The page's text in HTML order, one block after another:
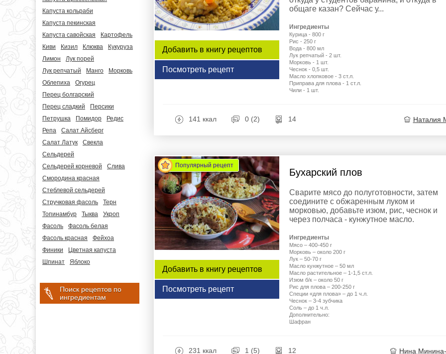
Капуста кольраби
Капуста пекинская
Капуста савойская
Картофель
Киви
Кизил Клюква
Кукуруза
Лимон
Лук порей
Лук репчатый
Манго
Морковь
Облепиха
Огурец
Перец болгарский
Перец сладкий
Персики
Петрушка
Помидор
Редис
Репа
Салат Айсберг
Салат Латук
Свекла
Сельдерей
Сельдерей корневой
Слива
Смородина красная
Стеблевой сельдерей
Стручковая фасоль
Терн
Топинамбур
Тыква
Укроп
Фасоль
Фасоль белая
Фасоль красная
Фейхоа
Финики
Цветная капуста
Шпинат
Яблоко
Поиск рецептов по
ингредиентам
Добавить в книгу рецептов
Посмотреть рецепт
общаге казан? Сейчас у...
Ингредиенты
Курица - 800 г
Рис - 250 г
Вода - 800 мл
Лук репчатый - 2 шт.
Морковь - 1 шт.
Чеснок - 0,5 шт.
Масло хлопковое - 3 ст.л.
Приправа для плова - 1 ст.л.
Чили - 1 шт.
141 ккал 0 (2) 14 Наталия
Популярный рецепт
Добавить в книгу рецептов
Посмотреть рецепт
Бухарский плов
Сварите мясо до полуготовности, затем
соедините с обжаренным луком и
морковью, добавьте изюм, рис, чеснок и
через полчаса - кунжутное масло.
Ингредиенты
Мясо – 400-450 г
Морковь – около 200 г
Лук – 50-70 г
Масло кунжутное – 50 мл
Масло растительное – 1-1,5 ст.л.
Изюм б/к – около 50 г
Рис для плова – 200-250 г
Специи «для плова» – до 1 ч.л.
Чеснок – 3-4 зубчика
Соль – до 1 ч.л.
Дополнительно:
Шафран
231 ккал 1 (5) 12 Нина